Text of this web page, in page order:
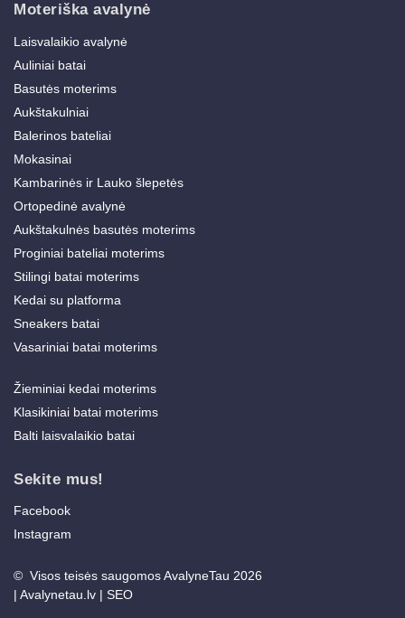
Moteriška avalynė
Laisvalaikio avalynė
Auliniai batai
Basutės moterims
Aukštakulniai
Balerinos bateliai
Mokasinai
Kambarinės ir Lauko šlepetės
Ortopedinė avalynė
Aukštakulnės basutės moterims
Proginiai bateliai moterims
Stilingi batai moterims
Kedai su platforma
Sneakers batai
Vasariniai batai moterims
Žieminiai kedai moterims
Klasikiniai batai moterims
Balti laisvalaikio batai
Sekite mus!
Facebook
Instagram
© Visos teisės saugomos AvalyneTau 2026
| Avalynetau.lv | SEO